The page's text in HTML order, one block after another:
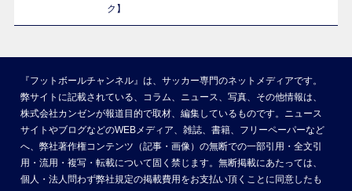
ク】
『フットボールチャンネル』は、サッカー専門のネットメディアです。
弊サイトに記載されている、コラム、ニュース、写真、その他情報は、
株式会社カンゼンが報道目的で取材、編集しているものです。ニュース
サイトやブログなどのWEBメディア、雑誌、書籍、フリーペーパーなど
へ、弊社著作権コンテンツ（記事・画像）の無断での一部引用・全文引
用・流用・複写・転載について固く禁じます。無断掲載にあたっては、
個人・法人問わず弊社規定の掲載費用をお支払い頂くことに同意したも